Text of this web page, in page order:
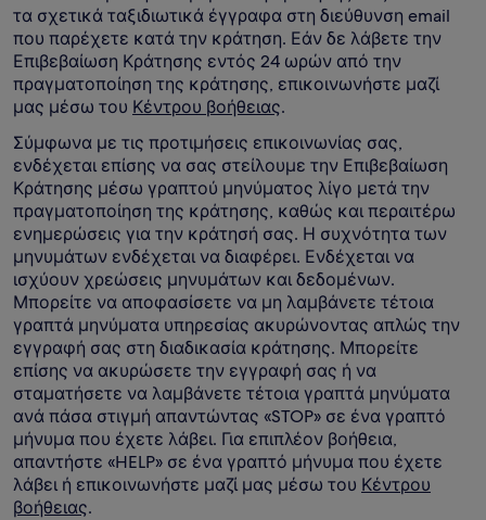
τα σχετικά ταξιδιωτικά έγγραφα στη διεύθυνση email
που παρέχετε κατά την κράτηση. Εάν δε λάβετε την
Επιβεβαίωση Κράτησης εντός 24 ωρών από την
πραγματοποίηση της κράτησης, επικοινωνήστε μαζί
μας μέσω του Κέντρου βοήθειας.
Σύμφωνα με τις προτιμήσεις επικοινωνίας σας,
ενδέχεται επίσης να σας στείλουμε την Επιβεβαίωση
Κράτησης μέσω γραπτού μηνύματος λίγο μετά την
πραγματοποίηση της κράτησης, καθώς και περαιτέρω
ενημερώσεις για την κράτησή σας. Η συχνότητα των
μηνυμάτων ενδέχεται να διαφέρει. Ενδέχεται να
ισχύουν χρεώσεις μηνυμάτων και δεδομένων.
Μπορείτε να αποφασίσετε να μη λαμβάνετε τέτοια
γραπτά μηνύματα υπηρεσίας ακυρώνοντας απλώς την
εγγραφή σας στη διαδικασία κράτησης. Μπορείτε
επίσης να ακυρώσετε την εγγραφή σας ή να
σταματήσετε να λαμβάνετε τέτοια γραπτά μηνύματα
ανά πάσα στιγμή απαντώντας «STOP» σε ένα γραπτό
μήνυμα που έχετε λάβει. Για επιπλέον βοήθεια,
απαντήστε «HELP» σε ένα γραπτό μήνυμα που έχετε
λάβει ή επικοινωνήστε μαζί μας μέσω του Κέντρου
βοήθειας.